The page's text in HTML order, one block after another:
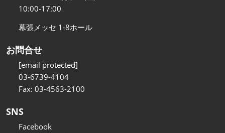
10:00-17:00
幕張メッセ 1-8ホール
お問合せ
[email protected]
03-6739-4104
Fax: 03-4563-2100
SNS
Facebook